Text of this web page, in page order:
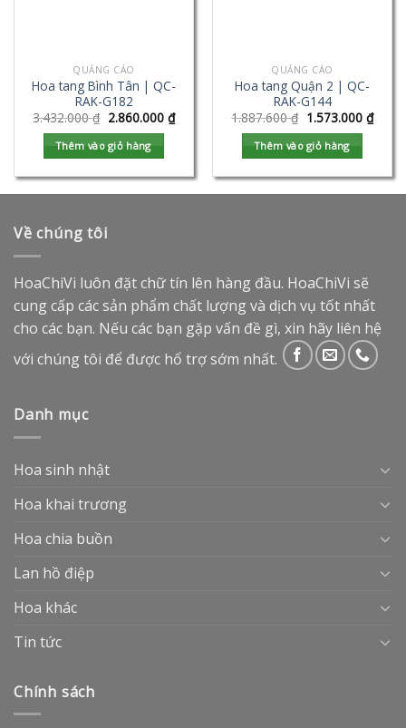
QUẢNG CÁO
Hoa tang Bình Tân | QC-
RAK-G182
3.432.000₫ 2.860.000 ₫
Thêm vào giỏ hàng
QUẢNG CÁO
Hoa tang Quận 2 | QC-
RAK-G144
1.887.600₫ 1.573.000 ₫
Thêm vào giỏ hàng
Về chúng tôi
HoaChiVi luôn đặt chữ tín lên hàng đầu. HoaChiVi sẽ
cung cấp các sản phẩm chất lượng và dịch vụ tốt nhất
cho các bạn. Nếu các bạn gặp vấn đề gì, xin hãy liên hệ
với chúng tôi để được hổ trợ sớm nhất.
Danh mục
Hoa sinh nhật
Hoa khai trương
Hoa chia buồn
Lan hồ điệp
Hoa khác
Tin tức
Chính sách